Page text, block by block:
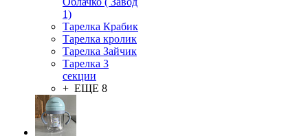
1)
Тарелка Крабик
Тарелка кролик
Тарелка Зайчик
Тарелка 3
секции
+ ЕЩЕ 8